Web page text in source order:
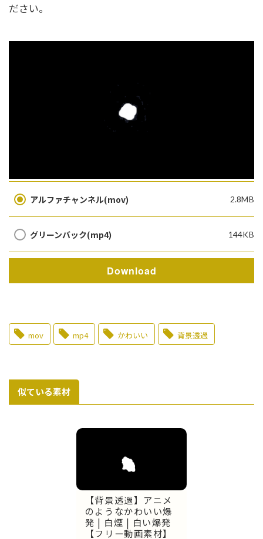
ださい。
アルファチャンネル(mov) 2.8MB
グリーンバック(mp4) 144KB
Download
mov mp4 かわいい 背景透過
似ている素材
【背景透過】アニメ
のようなかわいい爆
発 | 白煙 | 白い爆発
【フリー動画素材】